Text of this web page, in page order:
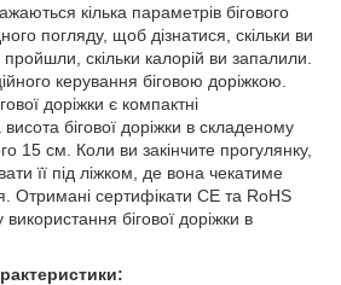
кілька параметрів бігового
погляду, щоб дізнатися, скільки ви
пройшли, скільки калорій ви запалили.
керування біговою доріжкою.
доріжки є компактні
бігової доріжки в складеному
15 см. Коли ви закінчите прогулянку,
її під ліжком, де вона чекатиме
Отримані сертифікати CE та RoHS
бігової доріжки в